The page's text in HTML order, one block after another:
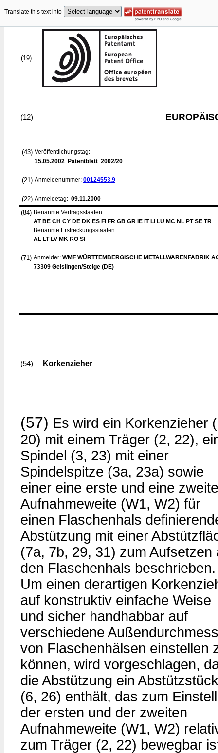
Translate this text into
(19)
(12)
(43) Veröffentlichungstag:
15.05.2002 Patentblatt 2002/20
(21) Anmeldenummer: 00124553.9
(22) Anmeldetag: 09.11.2000
(84) Benannte Vertragsstaaten:
AT BE CH CY DE DK ES FI FR GB GR IE IT LI LU MC NL PT SE TR
Benannte Erstreckungsstaaten:
AL LT LV MK RO SI
(71) Anmelder: WMF WÜRTTEMBERGISCHE METALLWARENFABRIK
73309 Geislingen/Steige (DE)
(54) Korkenzieher
(57) Es wird ein Korkenzieher
20) mit einem Träger (2, 22),
Spindel (3, 23) mit einer
Spindelspitze (3a, 23a) sowie
einer eine erste und eine zweite
Aufnahmeweite (W1, W2) für
einen Flaschenhals
Abstützung mit einer
(7a, 7b, 29, 31) zum Aufsetzen
den Flaschenhals beschrieben.
Um einen derartigen
auf konstruktiv einfache Weise
und sicher handhabbar auf
verschiedene
von Flaschenhälsen einstellen
können, wird vorgeschlagen,
die Abstützung ein Abstützstück
(6, 26) enthält, das zum
der ersten und der zweiten
Aufnahmeweite (W1, W2)
zum Träger (2, 22) bewegbar